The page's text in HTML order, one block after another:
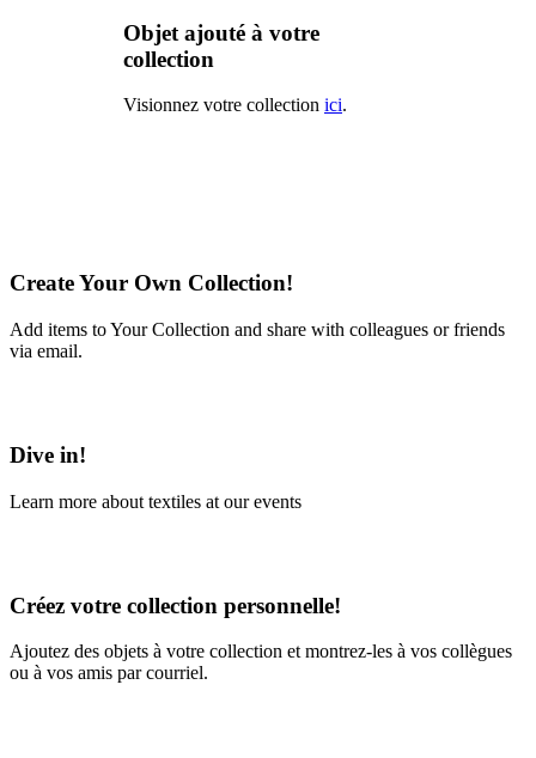
Objet ajouté à votre
collection
Visionnez votre collection ici.
Create Your Own Collection!
Add items to Your Collection and share with colleagues or friends
via email.
Dive in!
Learn more about textiles at our events
Créez votre collection personnelle!
Ajoutez des objets à votre collection et montrez-les à vos collègues
ou à vos amis par courriel.